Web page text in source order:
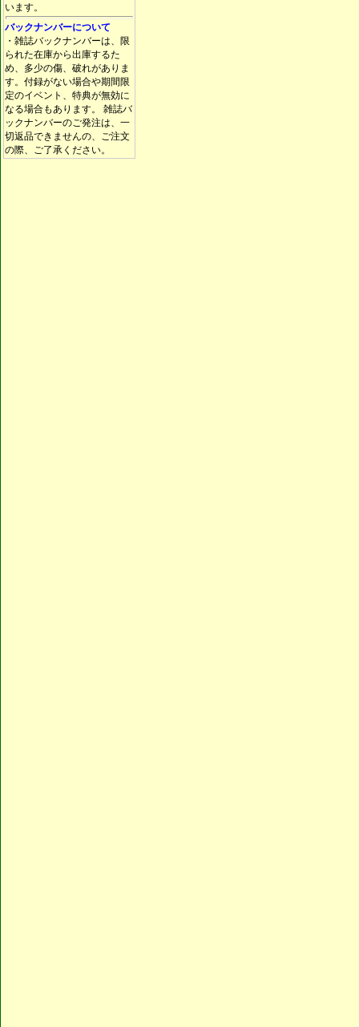
います。
バックナンバーについて
・雑誌バックナンバーは、限
られた在庫から出庫するた
め、多少の傷、破れがありま
す。付録がない場合や期間限
定のイベント、特典が無効に
なる場合もあります。 雑誌バ
ックナンバーのご発注は、一
切返品できませんの、ご注文
の際、ご了承ください。